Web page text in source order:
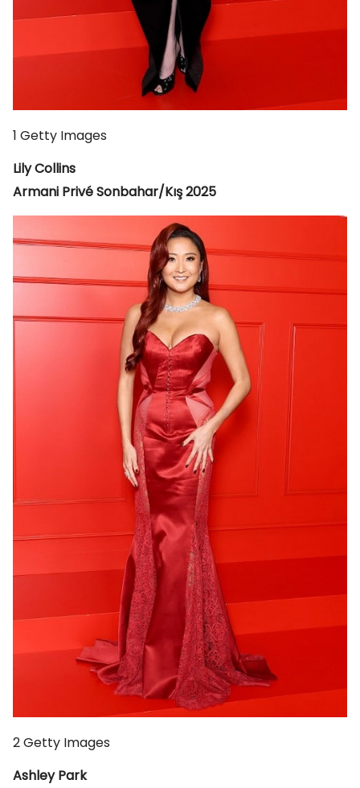
1 Getty Images
Lily Collins
Armani Privé Sonbahar/Kış 2025
2Getty Images
Ashley Park